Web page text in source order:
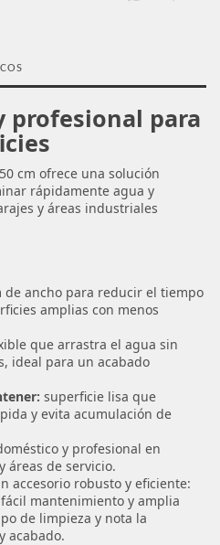
profesional para
cm ofrece una solución
rápidamente agua y
y áreas industriales
de ancho para reducir el tiempo
amplias con menos
que arrastra el agua sin
ideal para un acabado
superficie lisa que
y evita acumulación de
y profesional en
áreas de servicio.
accesorio robusto y eficiente:
mantenimiento y amplia
de limpieza y nota la
acabado.